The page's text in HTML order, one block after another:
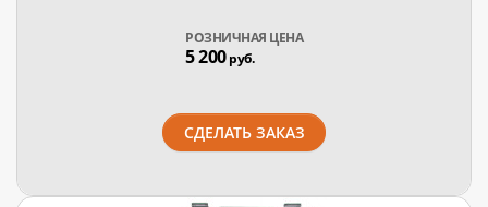
РОЗНИЧНАЯ ЦЕНА
5 200руб.
СДЕЛАТЬ ЗАКАЗ